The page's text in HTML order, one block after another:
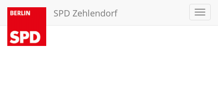
SPD Zehlendorf